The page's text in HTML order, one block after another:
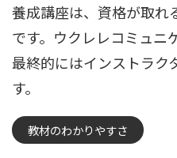
養成講座は、資格が取れ
です。ウクレレコミュニ
最終的にはインストラク
す。
教材のわかりやすさ